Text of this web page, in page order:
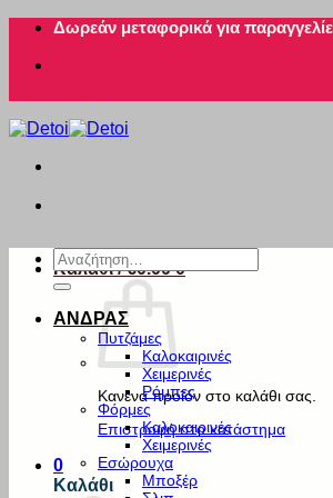
Μετάβαση
περιεχόμενο
Δωρεάν μεταφορικά για
Καλάθι /€0.00 0
Κανένα προϊόν στο καλάθι σας.
Επιστροφή στο κατάστημα
0
Καλάθι
Αναζήτηση
για:
ΑΝΔΡΑΣ
Πυτζάμες
Καλοκαιρινές
Χειμερινές
Ρόμπες
Φόρμες
Καλοκαιρινές
Χειμερινές
Εσώρουχα
Μποξέρ